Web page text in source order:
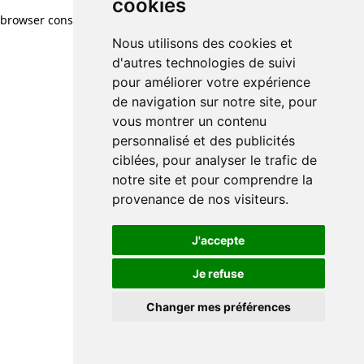
cookies
Nous utilisons des cookies et
d'autres technologies de suivi
pour améliorer votre expérience
de navigation sur notre site, pour
vous montrer un contenu
personnalisé et des publicités
ciblées, pour analyser le trafic de
notre site et pour comprendre la
provenance de nos visiteurs.
J'accepte
Je refuse
Changer mes préférences
browser console for more information)